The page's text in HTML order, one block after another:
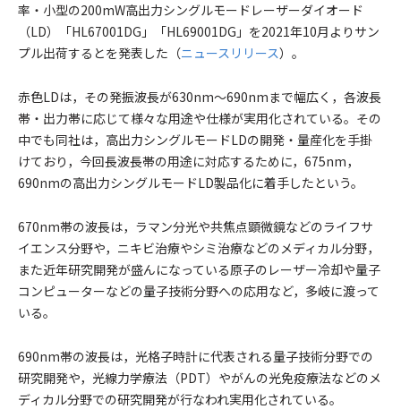
率・小型の200mW高出力シングルモードレーザーダイオード
（LD）「HL67001DG」「HL69001DG」を2021年10月よりサン
プル出荷するとを発表した（ニュースリリース）。
赤色LDは，その発振波長が630nm～690nmまで幅広く，各波長
帯・出力帯に応じて様々な用途や仕様が実用化されている。その
中でも同社は，高出力シングルモードLDの開発・量産化を手掛
けており，今回長波長帯の用途に対応するために，675nm，
690nmの高出力シングルモードLD製品化に着手したという。
670nm帯の波長は，ラマン分光や共焦点顕微鏡などのライフサ
イエンス分野や，ニキビ治療やシミ治療などのメディカル分野，
また近年研究開発が盛んになっている原子のレーザー冷却や量子
コンピューターなどの量子技術分野への応用など，多岐に渡って
いる。
690nm帯の波長は，光格子時計に代表される量子技術分野での
研究開発や，光線力学療法（PDT）やがんの光免疫療法などのメ
ディカル分野での研究開発が行なわれ実用化されている。